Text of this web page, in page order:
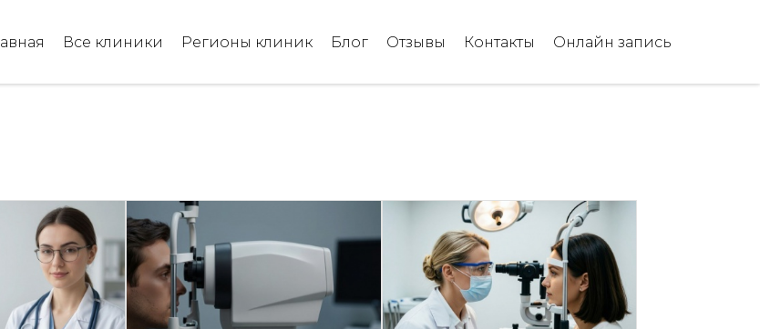
Все клиники Регионы клиник Блог Отзывы Контакты Онлайн запись